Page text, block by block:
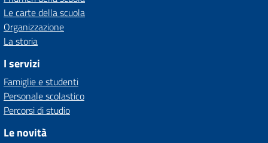
Le carte della scuola
Organizzazione
La storia
I servizi
Famiglie e studenti
Personale scolastico
Percorsi di studio
Le novità